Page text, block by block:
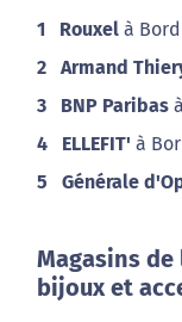
1 Rouxel à
2 Armand
3 BNP Paribas
4 ELLEFIT' à
5 Générale
Magasins
bijoux et